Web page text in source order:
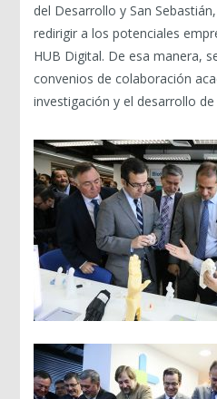
del Desarrollo y San
redirigir a los potenciales
HUB Digital. De esa manera,
convenios de colaboración
investigación y el desarrollo